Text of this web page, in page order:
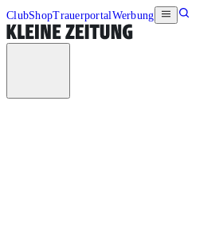
ClubShopTrauerportalWerbung